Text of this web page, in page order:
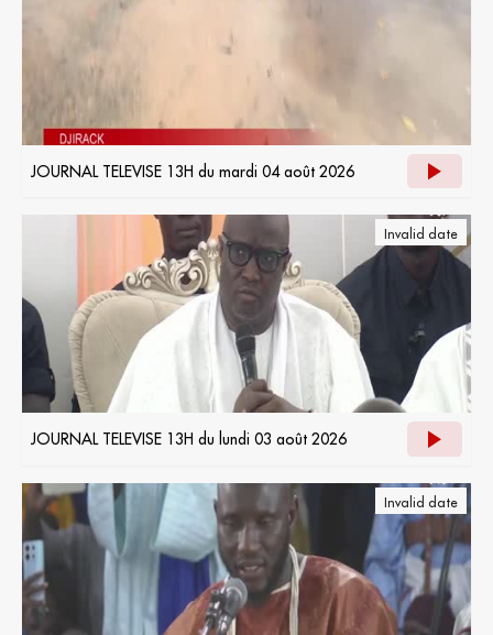
JOURNAL TELEVISE 13H du mardi 04 août 2026
Invalid date
JOURNAL TELEVISE 13H du lundi 03 août 2026
Invalid date